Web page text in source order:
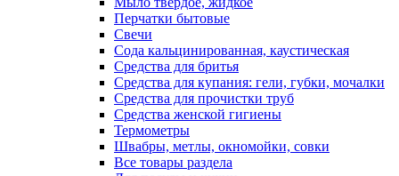
Перчатки бытовые
Свечи
Сода кальцинированная, каустическая
Средства для бритья
Средства для купания: гели, губки, мочалки
Средства для прочистки труб
Средства женской гигиены
Термометры
Швабры, метлы, окномойки, совки
Все товары раздела